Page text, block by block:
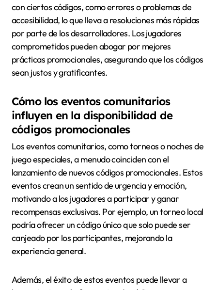
con ciertos códigos, como errores o problemas de
accesibilidad, lo que lleva a resoluciones más rápidas
por parte de los desarrolladores. Los jugadores
comprometidos pueden abogar por mejores
prácticas promocionales, asegurando que los códigos
sean justos y gratificantes.
Cómo los eventos comunitarios
influyen en la disponibilidad de
códigos promocionales
Los eventos comunitarios, como torneos o noches de
juego especiales, a menudo coinciden con el
lanzamiento de nuevos códigos promocionales. Estos
eventos crean un sentido de urgencia y emoción,
motivando a los jugadores a participar y ganar
recompensas exclusivas. Por ejemplo, un torneo local
podría ofrecer un código único que solo puede ser
canjeado por los participantes, mejorando la
experiencia general.
Además, el éxito de estos eventos puede llevar a